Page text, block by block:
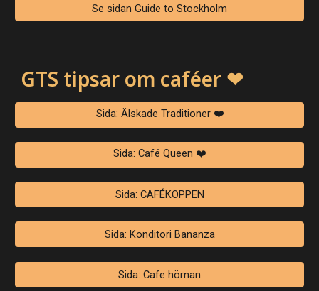
Se sidan Guide to Stockholm
GTS tipsar om caféer ❤
Sida: Älskade Traditioner ❤️
Sida: Café Queen ❤️
Sida: CAFÉKOPPEN
Sida: Konditori Bananza
Sida: Cafe hörnan